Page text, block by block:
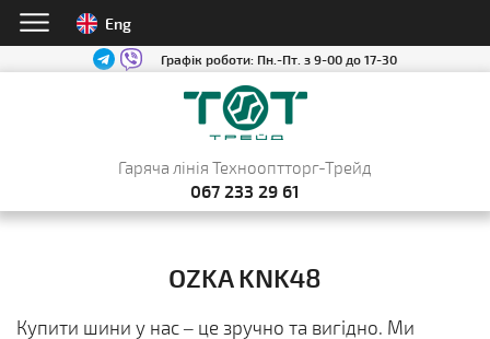
Eng
Графік роботи: Пн.-Пт. з 9-00 до 17-30
Гаряча лінія Технооптторг-Трейд
067 233 29 61
OZKA KNK48
Купити шини у нас – це зручно та вигідно. Ми